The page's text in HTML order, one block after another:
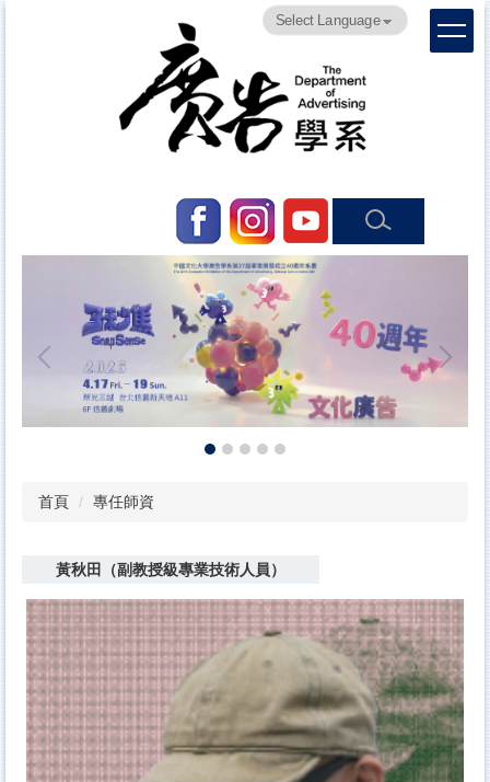
Translate
首頁 專任師資
黃秋田（副教授級專業技術人員）